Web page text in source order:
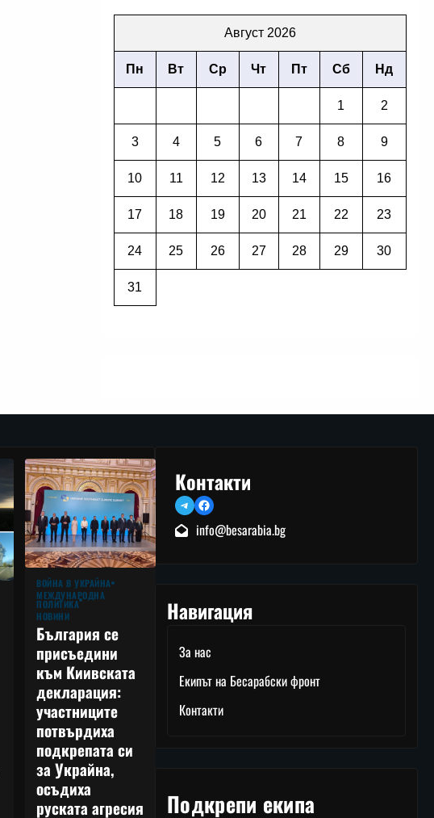
Август 2026
Пн Вт Ср Чт Пт Сб Нд
1 2
3 4 5 6 7 8 9
10 11 12 13 14 15 16
17 18 19 20 21 22 23
24 25 26 27 28 29 30
31
ВОЙНА В УКРАЙНА
МЕЖДУНАРОДНА
ПОЛИТИКА
НОВИНИ
България се
присъедини
към Киивската
декларация:
участниците
потвърдиха
подкрепата си
за Украйна,
осъдиха
руската агресия
Контакти
TelegramFacebook
info@besarabia.bg
Навигация
За нас
Екипът на Бесарабски фронт
Контакти
Подкрепи екипа